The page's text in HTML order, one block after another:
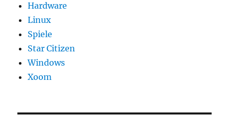
Hardware
Linux
Spiele
Star Citizen
Windows
Xoom